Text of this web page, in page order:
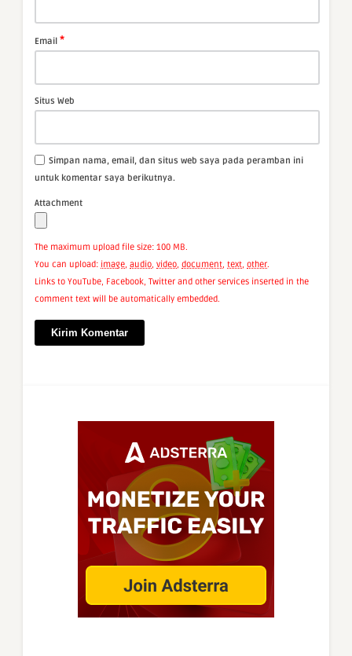
Email *
Situs Web
Simpan nama, email, dan situs web saya pada peramban ini
untuk komentar saya berikutnya.
Attachment
The maximum upload file size: 100 MB.
You can upload: image, audio, video, document, text, other.
Links to YouTube, Facebook, Twitter and other services inserted in the
comment text will be automatically embedded.